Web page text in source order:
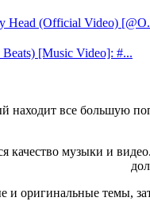
Head (Official Video)
[Music Video]: #...
находит все большую
качество музыки и
и оригинальные темы,